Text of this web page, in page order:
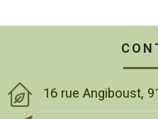
16 rue Angiboust,